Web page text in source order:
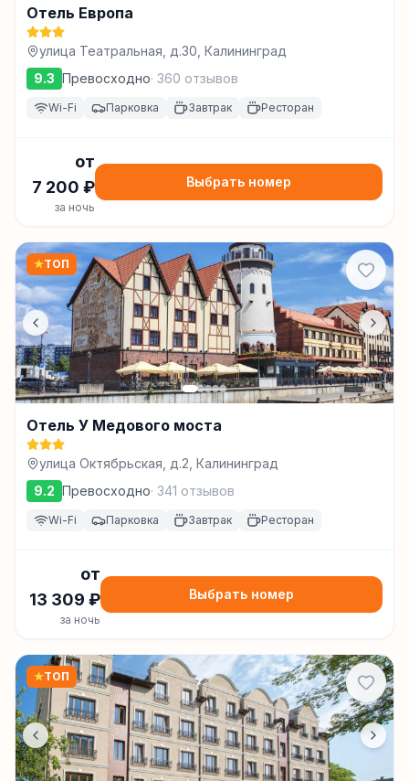
Отель Европа
улица Театральная, д.30, Калининград
9.3 Превосходно· 360 отзывов
Wi-Fi Парковка Завтрак Ресторан
от
7 200 ₽
за ночь
Выбрать номер
★ТОП
Отель У Медового моста
улица Октябрьская, д.2, Калининград
9.2 Превосходно· 341 отзывов
Wi-Fi Парковка Завтрак Ресторан
от
13 309 ₽
за ночь
Выбрать номер
★ТОП